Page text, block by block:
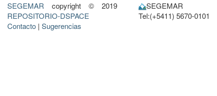
SEGEMAR copyright © 2019
REPOSITORIO-DSPACE
Contacto | Sugerencias
SEGEMAR
Tel:(+5411) 5670-0101